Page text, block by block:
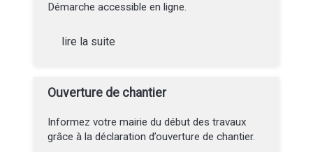
Démarche accessible en ligne.
lire la suite
Ouverture de chantier
Informez votre mairie du début des travaux
grâce à la déclaration d’ouverture de chantier.